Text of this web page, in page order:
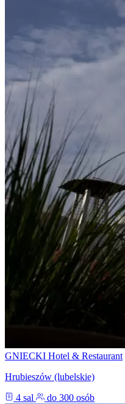
GNIECKI Hotel & Restaurant
Hrubieszów (lubelskie)
4 sal
do 300 osób